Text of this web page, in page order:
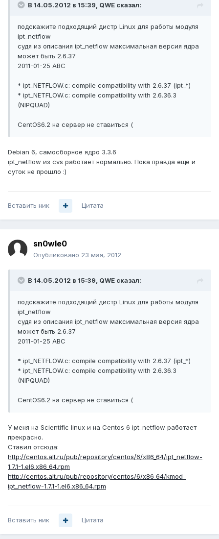
В 14.05.2012 в 15:39, QWE сказал:
подскажите подходящий дистр Linux для работы модуля
ipt_netflow
судя из описания ipt_netflow максимальная версия ядра
может быть 2.6.37
2011-01-25 ABC
* ipt_NETFLOW.c: compile compatibility with 2.6.37 (ipt_*)
* ipt_NETFLOW.c: compile compatibility with 2.6.36.3
(NIPQUAD)
CentOS6.2 на сервер не ставиться (
Debian 6, самосборное ядро 3.3.6
ipt_netflow из cvs работает нормально. Пока правда еще и
суток не прошло :)
Вставить ник Цитата
sn0wle0
Опубликовано 23 мая, 2012
В 14.05.2012 в 15:39, QWE сказал:
подскажите подходящий дистр Linux для работы модуля
ipt_netflow
судя из описания ipt_netflow максимальная версия ядра
может быть 2.6.37
2011-01-25 ABC
* ipt_NETFLOW.c: compile compatibility with 2.6.37 (ipt_*)
* ipt_NETFLOW.c: compile compatibility with 2.6.36.3
(NIPQUAD)
CentOS6.2 на сервер не ставиться (
У меня на Scientific linux и на Centos 6 ipt_netflow работает
прекрасно.
Ставил отсюда:
http://centos.alt.ru/pub/repository/centos/6/x86_64/ipt_netflow-
1.7.1-1.el6.x86_64.rpm
http://centos.alt.ru/pub/repository/centos/6/x86_64/kmod-
ipt_netflow-1.7.1-1.el6.x86_64.rpm
Вставить ник Цитата